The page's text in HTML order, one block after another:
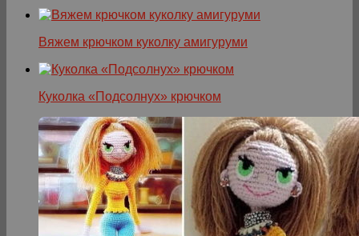
Вяжем крючком куколку амигуруми
Куколка «Подсолнух» крючком